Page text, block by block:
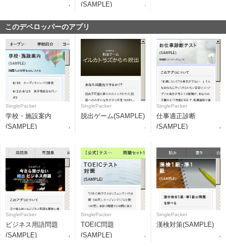
(SAMPLE)
このデベロッパーのアプリ
SinglePacker
学校・施設案内
(SAMPLE)
SinglePacker
脱出ゲーム(SAMPLE)
SinglePacker
仕事適正診断
(SAMPLE)
SinglePacker
ビジネス用語問題
(SAMPLE)
SinglePacker
TOEIC問題
(SAMPLE)
SinglePacker
漢検対策(SAMPLE)